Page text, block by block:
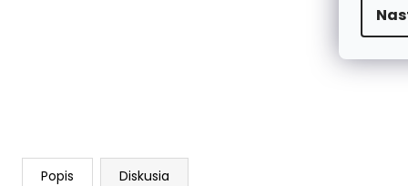
Popis Diskusia